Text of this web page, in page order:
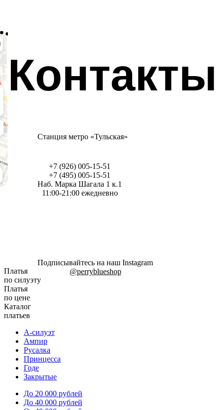
Контакты
Станция метро «Тульская»
+7 (926) 005-15-51
+7 (495) 005-15-51
Наб. Марка Шагала 1 к.1
11:00-21:00 ежедневно
Подписывайтесь на наш Instagram
@perryblueshop
Платья
по силуэту
Платья
по цене
Каталог
платьев
А-силуэт
Ампир
Русалка
Принцесса
Годе
Закрытые
До 20 000 рублей
До 40 000 рублей